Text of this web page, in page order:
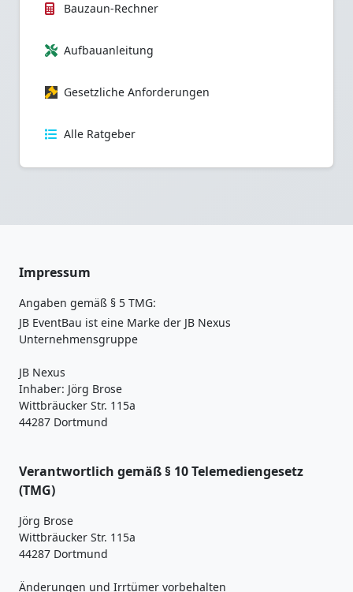
Bauzaun-Rechner
Aufbauanleitung
Gesetzliche Anforderungen
Alle Ratgeber
Impressum
Angaben gemäß § 5 TMG:
JB EventBau ist eine Marke der JB Nexus
Unternehmensgruppe
JB Nexus
Inhaber: Jörg Brose
Wittbräucker Str. 115a
44287 Dortmund
Verantwortlich gemäß § 10 Telemediengesetz
(TMG)
Jörg Brose
Wittbräucker Str. 115a
44287 Dortmund
Änderungen und Irrtümer vorbehalten